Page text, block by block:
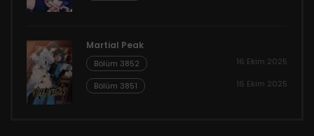
Martial Peak
Bölüm 3852 16 Ekim 2025
Bölüm 3851 16 Ekim 2025